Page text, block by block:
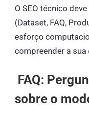
O SEO técnico
(Dataset, FAQ,
esforço
compreender a sua
FAQ:
sobre o